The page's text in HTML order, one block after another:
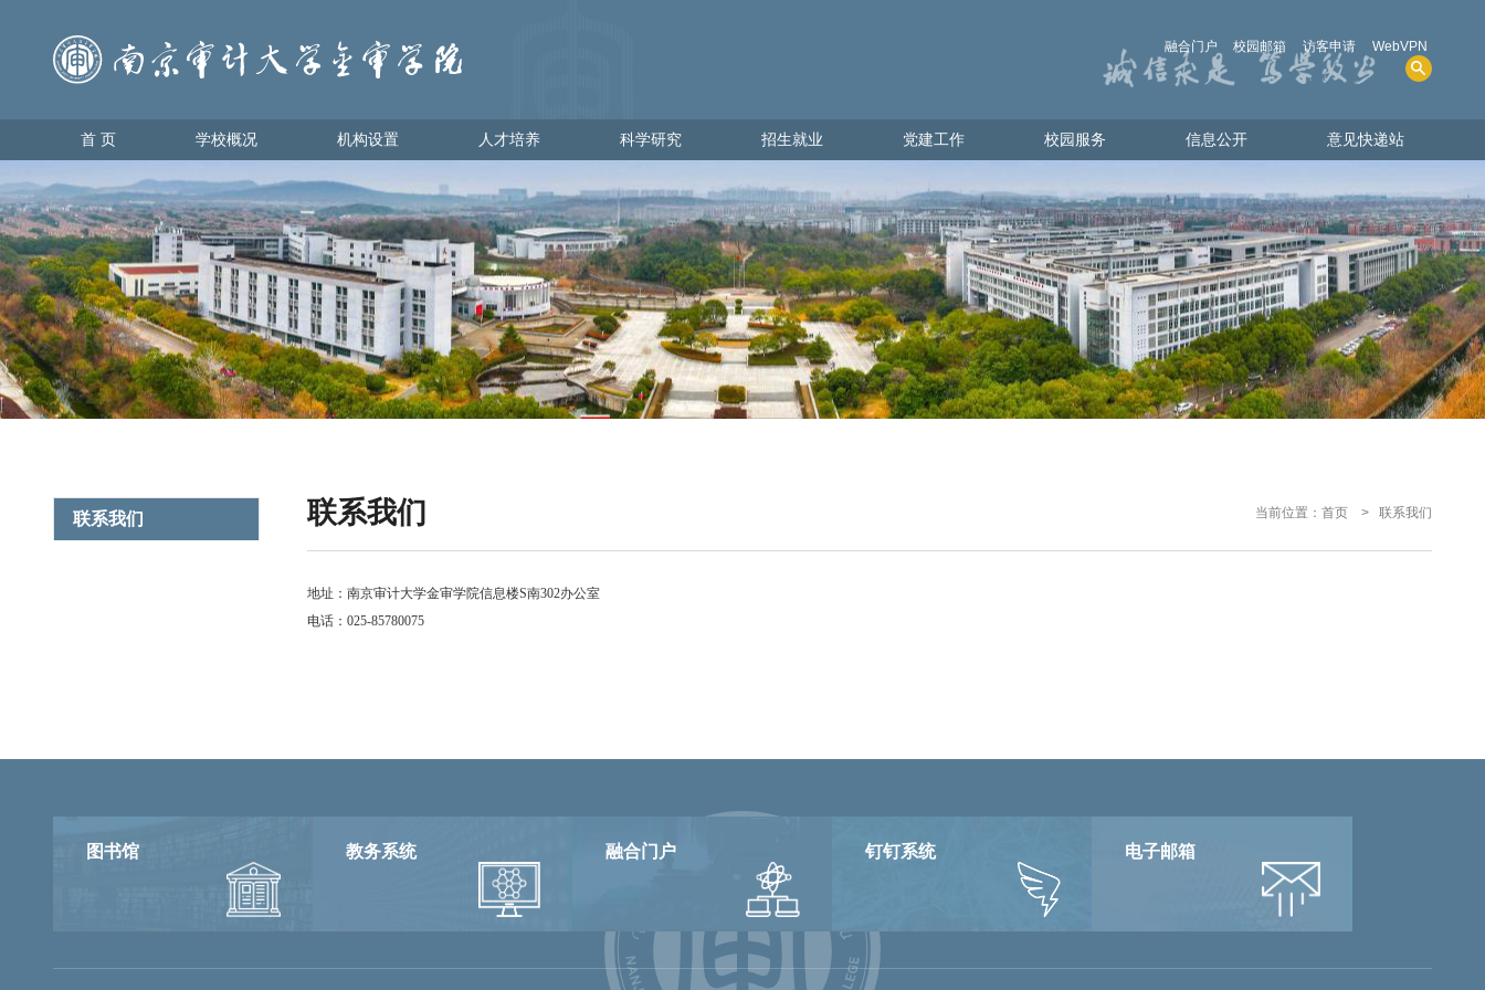
融合门户 校园邮箱 访客申请 WebVPN
首 页 学校概况
学校简介
理事会领导
学校领导
办学理念
校园地图
金审美景
金审标识
机构设置 人才培养
教育教学
学生管理
科学研究
科研管理
科研动态
招生就业
出彩金审人
招生网
就业网
党建工作
党建通知
党员发展
党员教育
党员管理
党校工作
党日活动
政策文件
下载专区
校园服务
人才招聘
图书资源
电话查询
共享物资
信息公开
学院概况
招生考试
财务、资产及收费
人事师资
教学质量
学生管理服务
学位、学科
实验室安全
意见快递站
首 页 学校概况 机构设置 人才培养 科学研究 招生就业 党建工作 校园服务 信息公开 意见快递站
联系我们 联系我们 当前位置： 首页 联系我们
地址：南京审计大学金审学院信息楼S南302办公室
电话 ：025-85780075
图书馆 教务系统 融合门户 钉钉系统 电子邮箱